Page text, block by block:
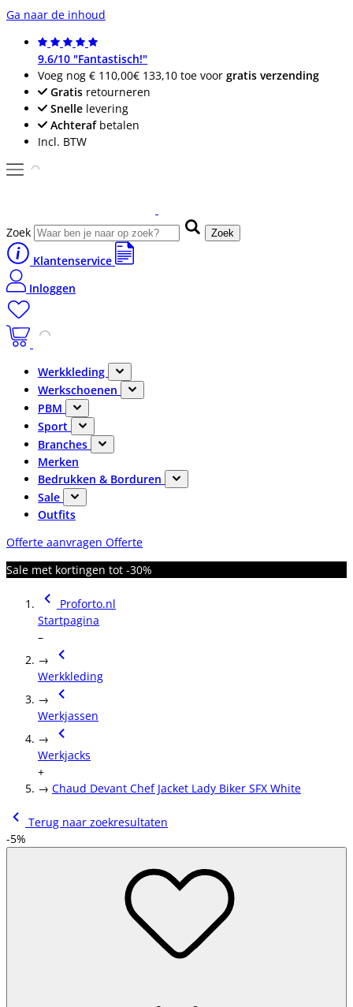
Ga naar de inhoud
9.6/10 "Fantastisch!"
Voeg nog € 110,00€ 133,10 toe voor gratis verzending
Gratis retourneren
Snelle levering
Achterafbetalen
Incl. BTW
Zoek Zoek
Klantenservice
Inloggen
Werkkleding
Werkschoenen
PBM
Sport
Branches
Merken
Bedrukken & Borduren
Sale
Outfits
Offerte aanvragen Offerte
Sale met kortingen tot -30%
Proforto.nl
Startpagina
–
→
Werkkleding
→
Werkjassen
→
Werkjacks
+
→ Chaud Devant Chef Jacket Lady Biker SFX White
Terug naar zoekresultaten
-5%